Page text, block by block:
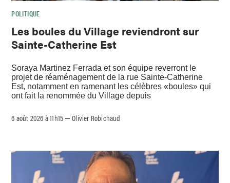
POLITIQUE
Les boules du Village reviendront sur
Sainte-Catherine Est
Soraya Martinez Ferrada et son équipe reverront le
projet de réaménagement de la rue Sainte-Catherine
Est, notamment en ramenant les célèbres «boules» qui
ont fait la renommée du Village depuis
6 août 2026 à 11h15 –Olivier Robichaud